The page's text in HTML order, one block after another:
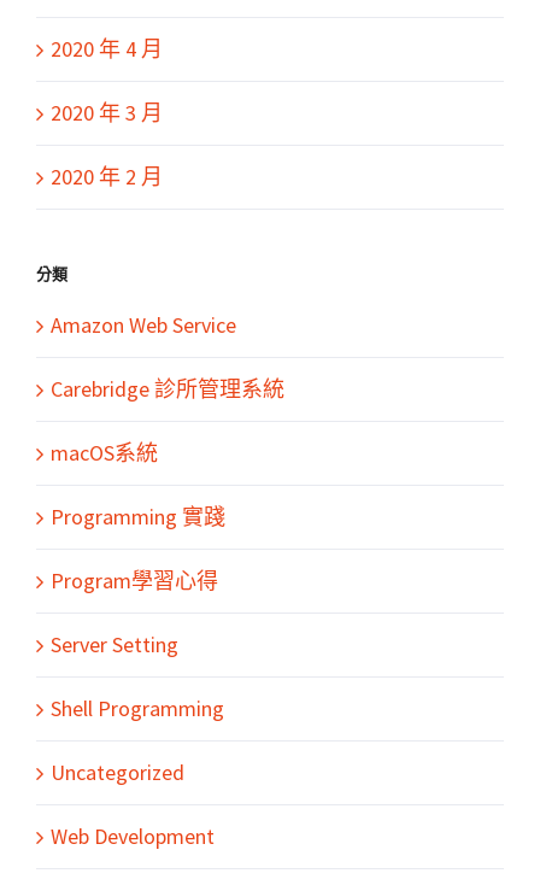
2020 年 4 月
2020 年 3 月
2020 年 2 月
分類
Amazon Web Service
Carebridge 診所管理系統
macOS系統
Programming 實踐
Program學習心得
Server Setting
Shell Programming
Uncategorized
Web Development